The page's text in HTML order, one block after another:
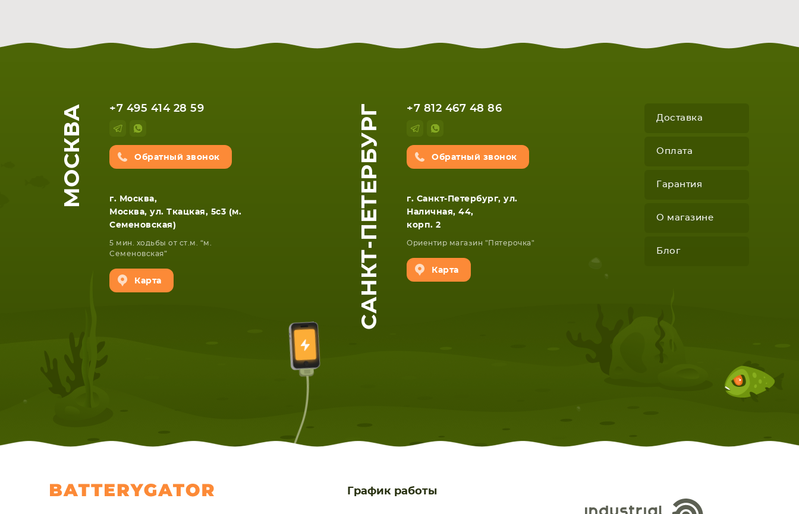
МОСКВА +7 495 414 28 59
Обратный звонок
г. Москва,
Москва, ул. Ткацкая, 5с3 (м.
Семеновская)
5 мин. ходьбы от ст.м. “м.
Семеновская”
Карта САНКТ-ПЕТЕРБУРГ +7 812 467 48 86
Обратный звонок
г. Санкт-Петербург, ул.
Наличная, 44,
корп. 2
Ориентир магазин "Пятерочка"
Карта
Доставка
Оплата
Гарантия
О магазине
Блог
График работы